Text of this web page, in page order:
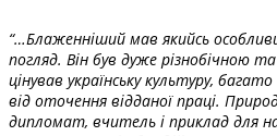
“…Блаженніший мав якийсь
погляд. Він був дуже різнобічною
цінував українську культуру,
від оточення відданої праці.
дипломат, вчитель і приклад для